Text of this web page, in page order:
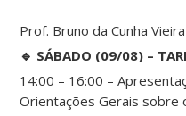
Prof. Bruno da Cunha Vieira
🔹 SÁBADO (09/08) –
14:00 – 16:00 –
Orientações Gerais sobre